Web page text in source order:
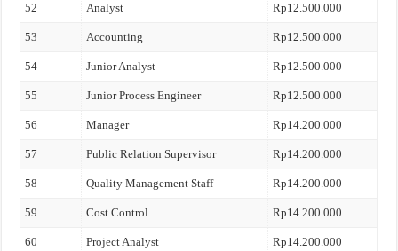
52 Analyst Rp12.500.000
53 Accounting Rp12.500.000
54 Junior Analyst Rp12.500.000
55 Junior Process Engineer Rp12.500.000
56 Manager Rp14.200.000
57 Public Relation Supervisor Rp14.200.000
58 Quality Management Staff Rp14.200.000
59 Cost Control Rp14.200.000
60 Project Analyst Rp14.200.000